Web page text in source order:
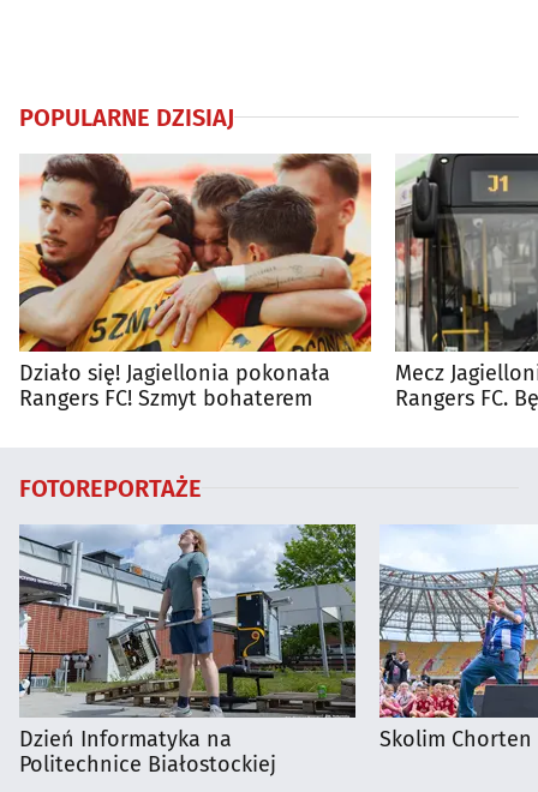
POPULARNE DZISIAJ
Działo się! Jagiellonia pokonała
Rangers FC! Szmyt bohaterem
Mecz
Rangers FC.
FOTOREPORTAŻE
Dzień Informatyka na
Politechnice Białostockiej
Skolim Chorten